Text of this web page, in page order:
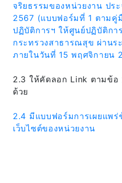
จริยธรรมของหน่วยงาน ปร
2567 (แบบฟอร์มที่ 1 ตามคู่
ปฏิบัติการฯ ให้ศูนย์ปฏิบัติกา
กระทรวงสาธารณสุข ผ่านร
ภายในวันที่ 15 พฤศจิกายน
2.3 ให้คัดลอก Link ตามข้อ
ด้วย
2.4 มีแบบฟอร์มการเผยแพ
เว็บไซต์ของหน่วยงาน